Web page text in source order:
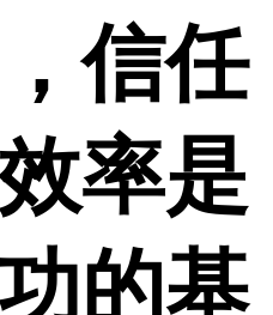
信任
率是
的基